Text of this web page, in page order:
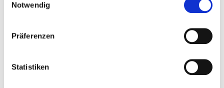
Notwendig
Präferenzen
Statistiken